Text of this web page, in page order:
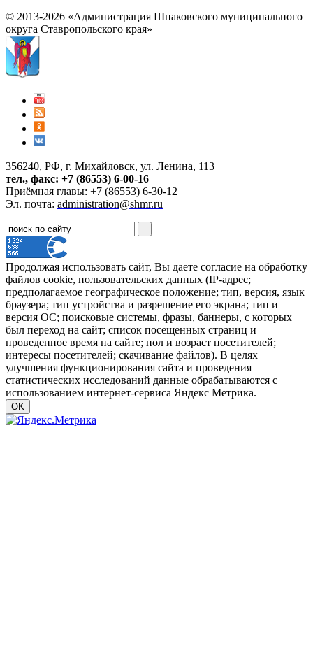
© 2013-2026 «Администрация Шпаковского муниципального
округа Ставропольского края»
356240, РФ, г. Михайловск, ул. Ленина, 113
тел., факс: +7 (86553) 6-00-16
Приёмная главы: +7 (86553) 6-30-12
Эл. почта: administration@shmr.ru
Продолжая использовать сайт, Вы даете согласие на обработку
файлов cookie, пользовательских данных (IP-адрес;
предполагаемое географическое положение; тип, версия, язык
браузера; тип устройства и разрешение его экрана; тип и
версия ОС; поисковые системы, фразы, баннеры, с которых
был переход на сайт; список посещенных страниц и
проведенное время на сайте; пол и возраст посетителей;
интересы посетителей; скачивание файлов). В целях
улучшения функционирования сайта и проведения
статистических исследований данные обрабатываются с
использованием интернет-сервиса Яндекс Метрика.
OK